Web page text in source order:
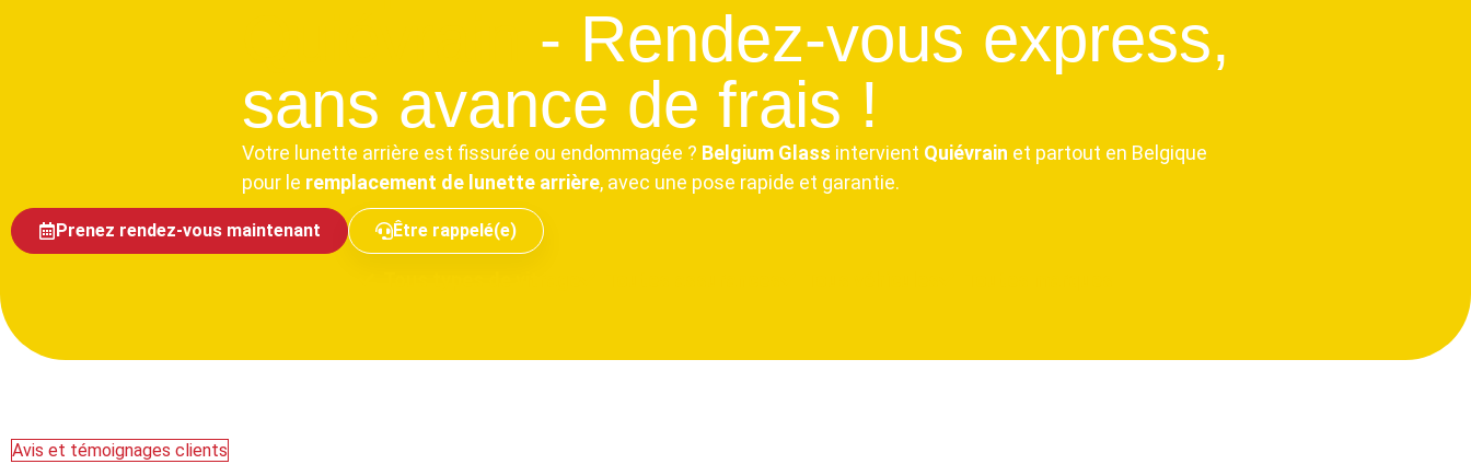
- Rendez-vous express,
sans avance de frais !
Votre lunette arrière est fissurée ou endommagée ? Belgium Glass intervient Quiévrain et partout en Belgique
pour le remplacement de lunette arrière, avec une pose rapide et garantie.
Prenez rendez-vous maintenant Être rappelé(e)
Avis et témoignages clients